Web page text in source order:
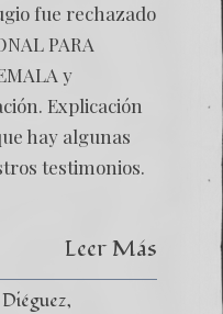
fue rechazado
PARA
y
Explicación
hay algunas
testimonios.
Leer Más